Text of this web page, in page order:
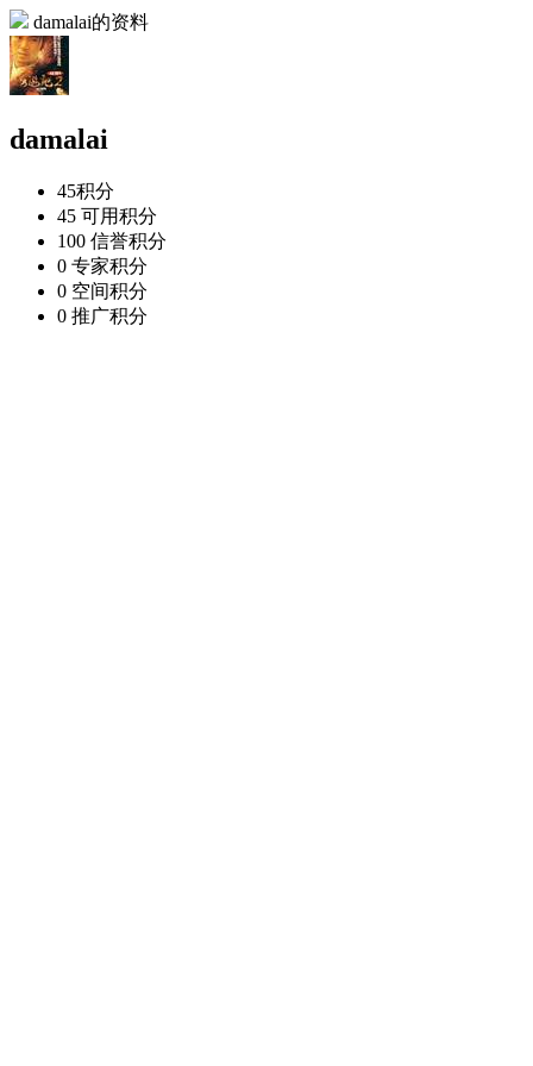
damalai的资料
damalai
45积分
45 可用积分
100 信誉积分
0 专家积分
0 空间积分
0 推广积分